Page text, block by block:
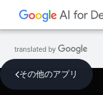
その他のアプリ